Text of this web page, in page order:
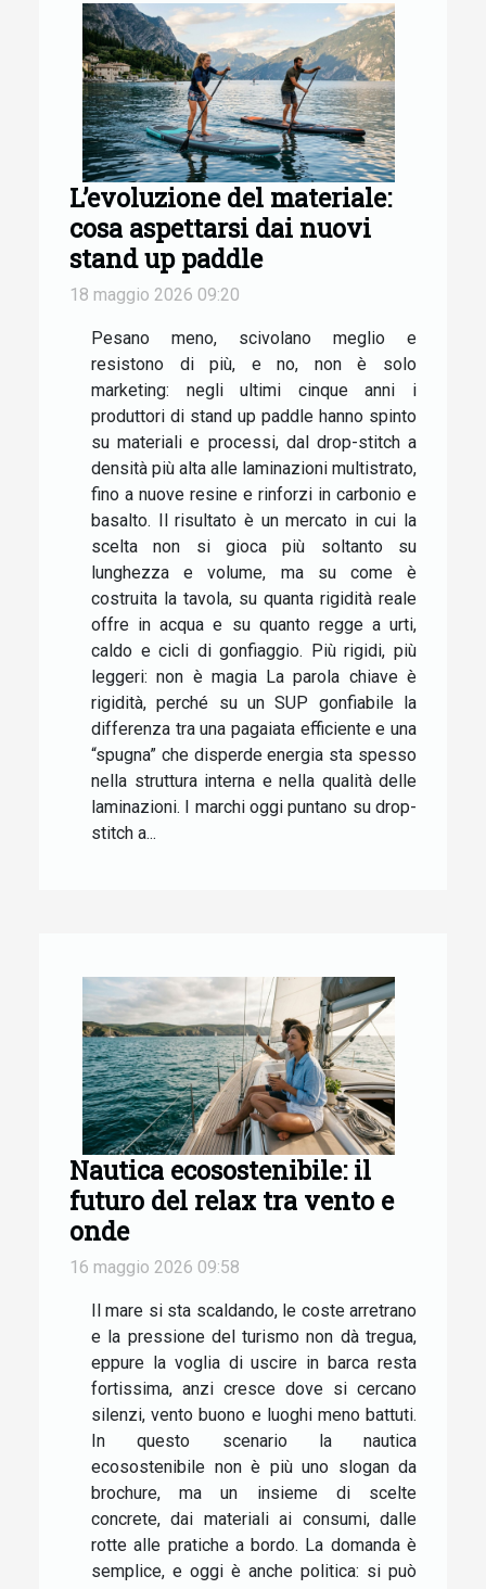
L’evoluzione del materiale:
cosa aspettarsi dai nuovi
stand up paddle
18 maggio 2026 09:20
Pesano meno, scivolano meglio e
resistono di più, e no, non è solo
marketing: negli ultimi cinque anni i
produttori di stand up paddle hanno spinto
su materiali e processi, dal drop-stitch a
densità più alta alle laminazioni multistrato,
fino a nuove resine e rinforzi in carbonio e
basalto. Il risultato è un mercato in cui la
scelta non si gioca più soltanto su
lunghezza e volume, ma su come è
costruita la tavola, su quanta rigidità reale
offre in acqua e su quanto regge a urti,
caldo e cicli di gonfiaggio. Più rigidi, più
leggeri: non è magia La parola chiave è
rigidità, perché su un SUP gonfiabile la
differenza tra una pagaiata efficiente e una
“spugna” che disperde energia sta spesso
nella struttura interna e nella qualità delle
laminazioni. I marchi oggi puntano su drop-
stitch a...
Nautica ecosostenibile: il
futuro del relax tra vento e
onde
16 maggio 2026 09:58
Il mare si sta scaldando, le coste arretrano
e la pressione del turismo non dà tregua,
eppure la voglia di uscire in barca resta
fortissima, anzi cresce dove si cercano
silenzi, vento buono e luoghi meno battuti.
In questo scenario la nautica
ecosostenibile non è più uno slogan da
brochure, ma un insieme di scelte
concrete, dai materiali ai consumi, dalle
rotte alle pratiche a bordo. La domanda è
semplice, e oggi è anche politica: si può